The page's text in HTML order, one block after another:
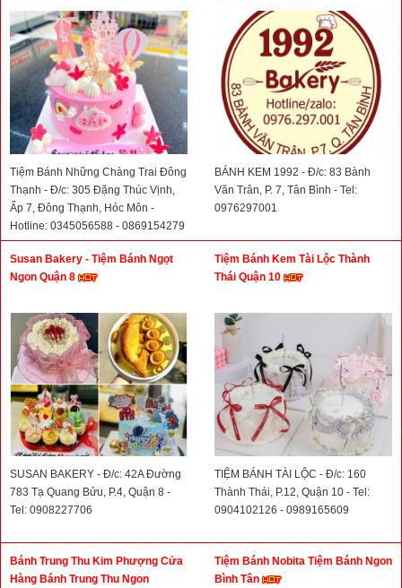
Tiệm Bánh Những Chàng Trai Đông
Thạnh - Đ/c: 305 Đặng Thúc Vịnh,
Ấp 7, Đông Thạnh, Hóc Môn -
Hotline: 0345056588 - 0869154279
BÁNH KEM 1992 - Đ/c: 83 Bành
Văn Trân, P. 7, Tân Bình - Tel:
0976297001
Susan Bakery - Tiệm Bánh Ngọt
Ngon Quận 8
SUSAN BAKERY - Đ/c: 42A Đường
783 Tạ Quang Bửu, P.4, Quận 8 -
Tel: 0908227706
Tiệm Bánh Kem Tài Lộc Thành
Thái Quận 10
TIỆM BÁNH TÀI LỘC - Đ/c: 160
Thành Thái, P.12, Quận 10 - Tel:
0904102126 - 0989165609
Bánh Trung Thu Kim Phượng Cửa
Hàng Bánh Trung Thu Ngon
Tiệm Bánh Nobita Tiệm Bánh Ngon
Bình Tân